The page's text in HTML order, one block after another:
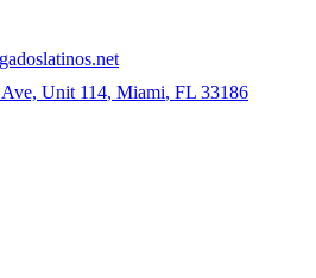
Unit 114, Miami, FL 33186